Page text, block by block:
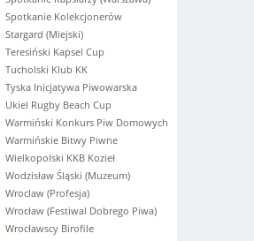
Spotkanie Kolekcjonerów
Stargard (Miejski)
Teresiński Kapsel Cup
Tucholski Klub KK
Tyska Inicjatywa Piwowarska
Ukiel Rugby Beach Cup
Warmiński Konkurs Piw Domowych
Warmińskie Bitwy Piwne
Wielkopolski KKB Kozieł
Wodzisław Śląski (Muzeum)
Wroclaw (Profesja)
Wrocław (Festiwal Dobrego Piwa)
Wrocławscy Birofile